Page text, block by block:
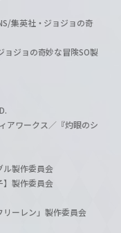
集英社・ジョジョの奇
ョジョの奇妙な冒険SO製
アワークス／『灼眼のシ
ル製作委員会
製作委員会
ーレン」製作委員会